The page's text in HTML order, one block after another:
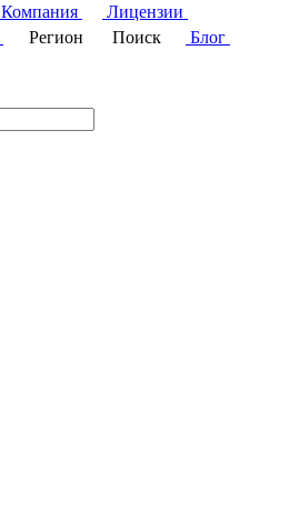
Компания
Лицензии
Регион Поиск
Блог